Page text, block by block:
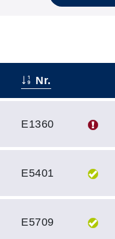
Nr.
E1360
E5401
E5709